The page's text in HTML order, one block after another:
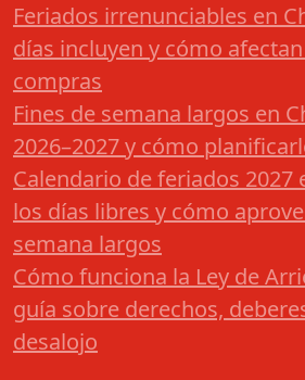
Feriados irrenunciables en
días incluyen y cómo
compras
Fines de semana largos en
2026–2027 y cómo
Calendario de feriados 2027
los días libres y cómo
semana largos
Cómo funciona la Ley de
guía sobre derechos,
desalojo